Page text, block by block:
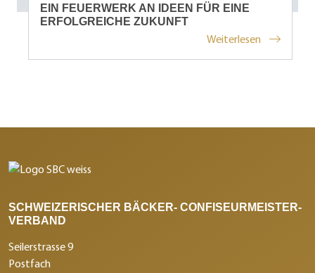
EIN FEUERWERK AN IDEEN FÜR EINE
ERFOLGREICHE ZUKUNFT
Weiterlesen
SCHWEIZERISCHER BÄCKER- CONFISEURMEISTER-
VERBAND
Seilerstrasse 9
Postfach